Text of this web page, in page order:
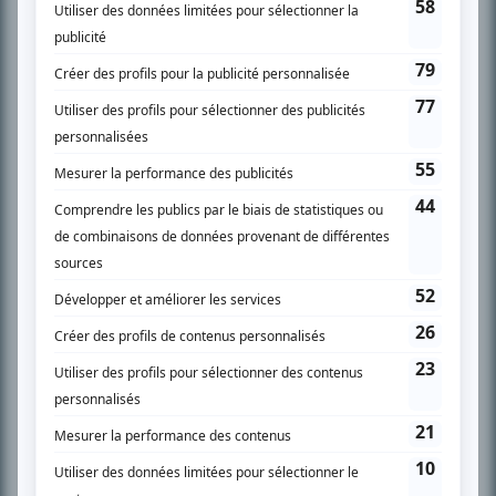
SUR LE RÉSEAU BIZZ MÉDIA
PLAN DU SITE
Accueil
Liste des oeuvres
Recherche avancée
À propos
Nous contacter
Termes et conditions
Politique de confidentialité
Gestion du consentement